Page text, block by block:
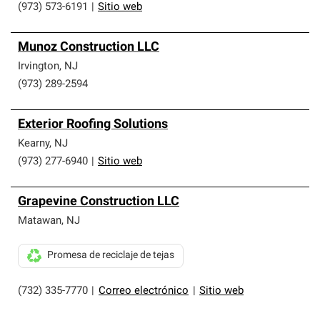
(973) 573-6191 Sitio web
Munoz Construction LLC
Irvington, NJ
(973) 289-2594
Exterior Roofing Solutions
Kearny, NJ
(973) 277-6940
Sitio web
Grapevine Construction LLC
Matawan, NJ
(732) 335-7770 Correo electrónico Sitio web
Promesa de reciclaje de tejas